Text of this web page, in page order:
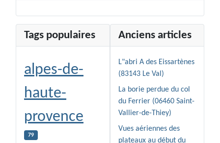
Tags populaires
alpes-de-
haute-
provence
79
Anciens articles
L"abri A des Eissartènes
(83143 Le Val)
La borie perdue du col
du Ferrier (06460 Saint-
Vallier-de-Thiey)
Vues aériennes des
plateaux au début du